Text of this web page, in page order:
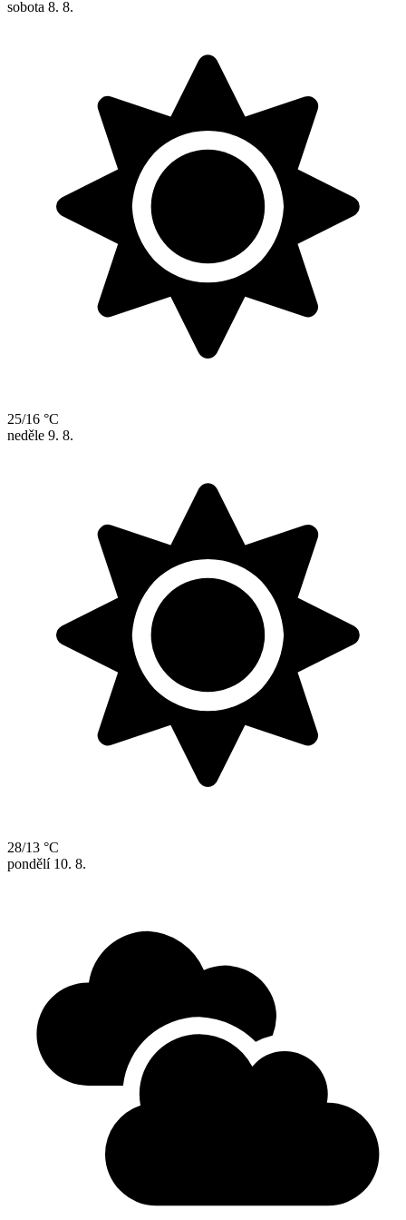
sobota 8. 8.
25/16 °C
neděle 9. 8.
28/13 °C
pondělí 10. 8.